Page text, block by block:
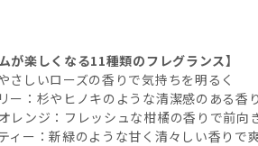
が楽しくなる11種類のフレグランス】
さしいローズの香りで気持ちを明るく
ー：杉やヒノキのような清潔感のある香
レンジ：フレッシュな柑橘の香りで前向
ィー：新緑のような甘く清々しい香りで